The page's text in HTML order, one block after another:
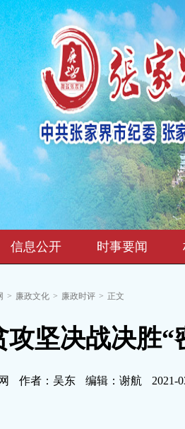
信息公开 时事要闻
> 廉政文化 > 廉政时评 > 正文
攻坚决战决胜“
作者：吴东 编辑：谢航 2021-